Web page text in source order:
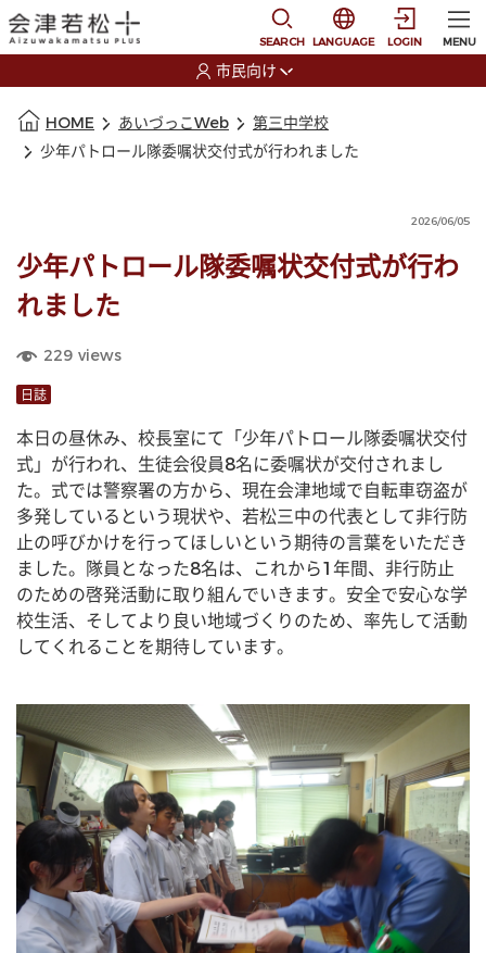
SEARCH
選択すると言語の切
LANGUAGE LOGIN MENU
市民向け
HOME あいづっこWeb
第三中学校
少年パトロール隊委嘱状交付式が行われました
2026/06/05
少年パトロール隊委嘱状交付式が行わ
れました
229 views
日誌
本日の昼休み、校長室にて「少年パトロール隊委嘱状交付
式」が行われ、生徒会役員8名に委嘱状が交付されまし
た。式では警察署の方から、現在会津地域で自転車窃盗が
多発しているという現状や、若松三中の代表として非行防
止の呼びかけを行ってほしいという期待の言葉をいただき
ました。隊員となった8名は、これから1年間、非行防止
のための啓発活動に取り組んでいきます。安全で安心な学
校生活、そしてより良い地域づくりのため、率先して活動
してくれることを期待しています。